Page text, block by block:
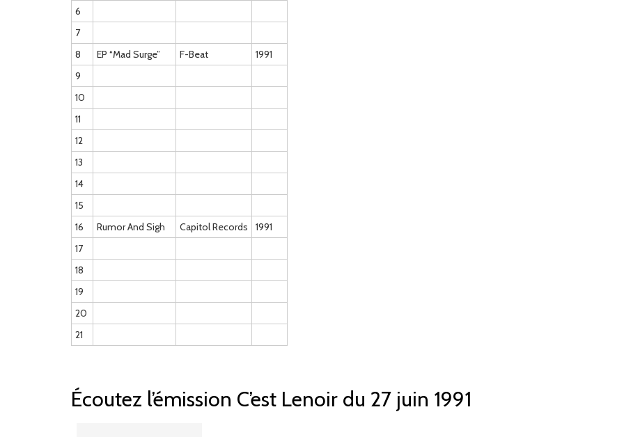
6
7
8
EP “Mad Surge” F-Beat
1991
9
10
11
12
13
14
15
16
Rumor And Sigh Capitol Records
1991
17
18
19
20
21
Écoutez l’émission C’est Lenoir du 27 juin 1991